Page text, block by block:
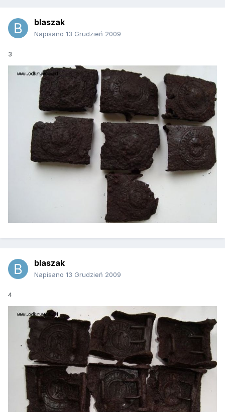
blaszak
Napisano 13 Grudzień 2009
3
blaszak
Napisano 13 Grudzień 2009
4